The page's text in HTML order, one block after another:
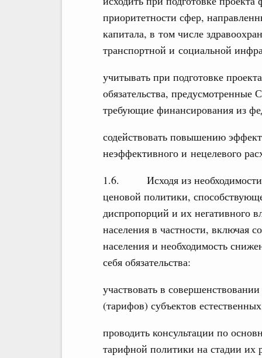
приоритетности сфер,
капитала, в том числе
транспортной и социальной
учитывать при подготовке
обязательства,
требующие финансирования из
содействовать повышению
неэффективного и нецелевого
1.6. Исходя из необходимости
ценовой политики,
диспропорций и их негативного
населения в частности, включая
населения и необходимость
себя обязательства:
участвовать в
(тарифов) субъектов
проводить консультации по
тарифной политики на стадии их